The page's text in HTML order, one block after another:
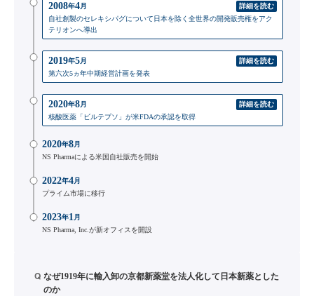
2008年4月
詳細を読む
自社創製のセレキシパグについて日本を除く全世界の開発販売権をアク
テリオンへ導出
2019年5月
詳細を読む
第六次5ヵ年中期経営計画を発表
2020年8月
詳細を読む
核酸医薬「ビルテプソ」が米FDAの承認を取得
2020年8月
NS Pharmaによる米国自社販売を開始
2022年4月
プライム市場に移行
2023年1月
NS Pharma, Inc.が新オフィスを開設
Q なぜ1919年に輸入卸の京都新薬堂を法人化して日本新薬とした
のか